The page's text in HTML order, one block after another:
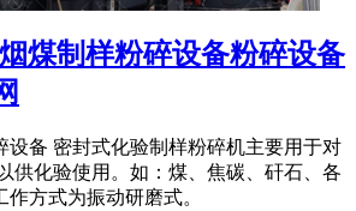
煤制样粉碎设备粉碎设备
设备 密封式化验制样粉碎机主要用于对
供化验使用。如：煤、焦碳、矸石、各
方式为振动研磨式。